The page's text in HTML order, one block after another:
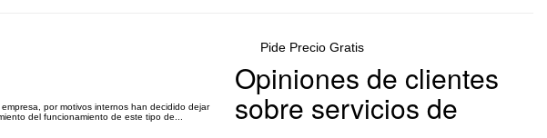
por motivos internos han decidido dejar
del funcionamiento de este tipo de...
Pide Precio Gratis
Opiniones de clientes
sobre servicios de